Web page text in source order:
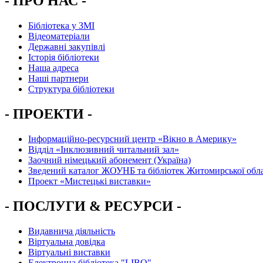
Бібліотека у ЗМІ
Відеоматеріали
Державні закупівлі
Історія бібліотеки
Наша адреса
Наші партнери
Структура бібліотеки
- ПРОЕКТИ -
Інформаційно-ресурсний центр «Вікно в Америку»
Вiддiл «Інклюзивний читальний зал»
Заочний німецький абонемент (Україна)
Зведений каталог ЖОУНБ та бібліотек Житомирської
Проект «Мистецькі виставки»
- ПОСЛУГИ & РЕСУРСИ -
Видавнича діяльність
Віртуальна довідка
Віртуальні виставки